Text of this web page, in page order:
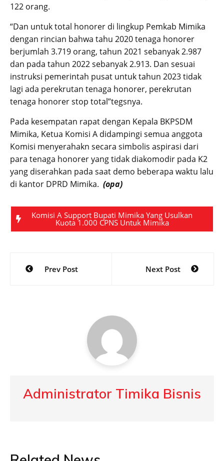
122 orang.
“Dan untuk total honorer di lingkup Pemkab Mimika
dengan rincian bahwa tahu 2020 tenaga honorer
berjumlah 3.719 orang, tahun 2021 sebanyak 2.987
dan pada tahun 2022 sebanyak 2.913. Dan sesuai
instruksi pemerintah pusat untuk tahun 2023 tidak
lagi ada perekrutan tenaga honorer, perekrutan
tenaga honorer stop total”tegsnya.
Pada kesempatan rapat dengan Kepala BKPSDM
Mimika, Ketua Komisi A didampingi semua anggota
Komisi menyerahakn secara simbolis aspirasi dari
para tenaga honorer yang tidak diakomodir pada K2
yang diserahkan pada saat demo beberapa waktu lalu
di kantor DPRD Mimika. (opa)
Komisi A Support Bupati Mimika Yang Usulkan
Kuota 1.000 CPNS Untuk Mimika
Post
navigation
Prev Post Next Post
Administrator Timika Bisnis